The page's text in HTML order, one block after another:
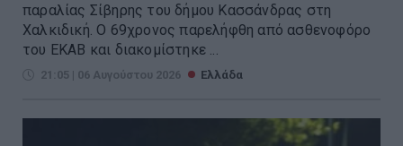
παραλίας Σίβηρης του δήμου Κασσάνδρας στη
Χαλκιδική. Ο 69χρονος παρελήφθη από ασθενοφόρο
του ΕΚΑΒ και διακομίστηκε ...
21:05 | 06 Αυγούστου 2026 Ελλάδα